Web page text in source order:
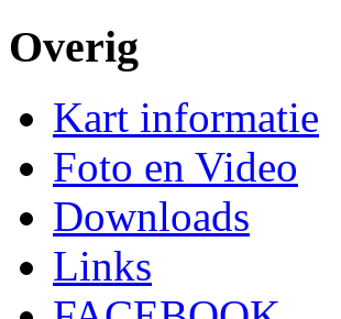
Overig
Kart informatie
Foto en Video
Downloads
Links